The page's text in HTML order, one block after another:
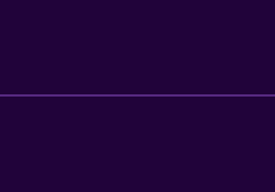
sängkläder kan fås på